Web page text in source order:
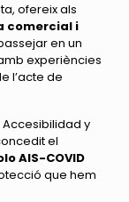
ofereix als
comercial i
en un
experiències
l’acte de
Accesibilidad y
el
AIS-COVID
que hem